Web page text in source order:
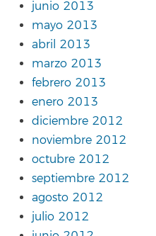
junio 2013
mayo 2013
abril 2013
marzo 2013
febrero 2013
enero 2013
diciembre 2012
noviembre 2012
octubre 2012
septiembre 2012
agosto 2012
julio 2012